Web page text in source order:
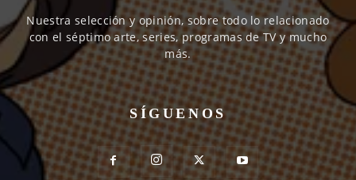
Nuestra selección y opinión, sobre todo lo relacionado
con el séptimo arte, series, programas de TV y mucho
más.
SÍGUENOS